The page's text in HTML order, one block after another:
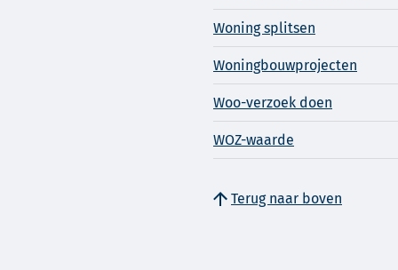
Woning splitsen
Woningbouwprojecten
Woo-verzoek doen
WOZ-waarde
Terug naar boven